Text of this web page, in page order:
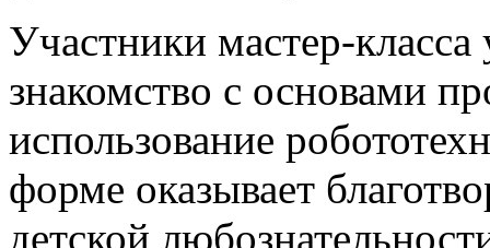
Участники мастер-класса
знакомство с основами
использование
форме оказывает
детской